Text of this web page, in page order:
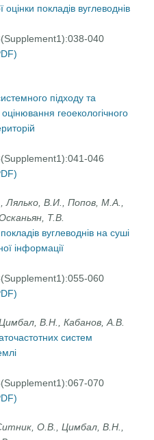
покладів вуглеводнів
040
підходу та
геоекологічного
046
В.И., Попов, М.А.,
Т.В.
вуглеводнів на суші
інформації
060
В.Н., Кабанов, А.В.
систем
070
О.В., Цимбал, В.Н.,